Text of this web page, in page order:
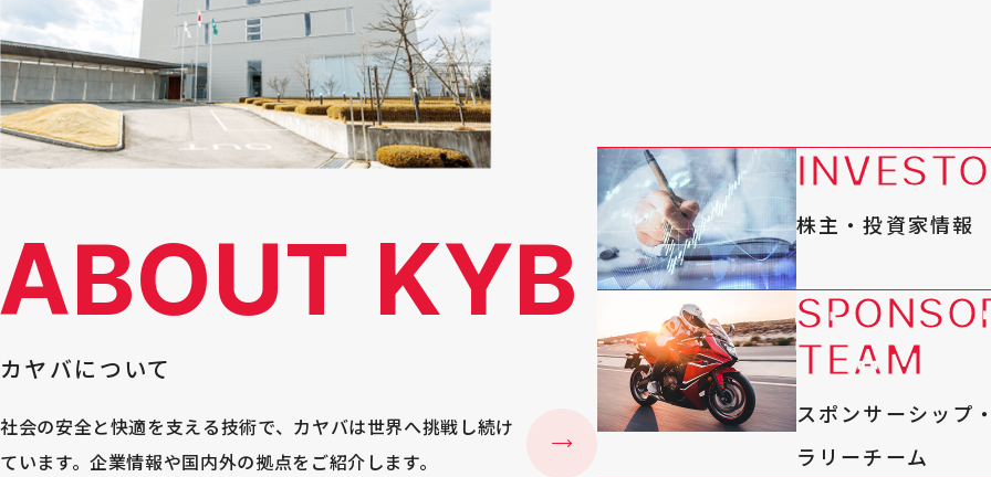
ABOUT KYB
カヤバについて
社会の安全と快適を支える技術で、カヤバは世界へ挑戦し続け
ています。企業情報や国内外の拠点をご紹介します。
株主・投資家情報
TEAM
スポンサーシップ・
ラリーチーム